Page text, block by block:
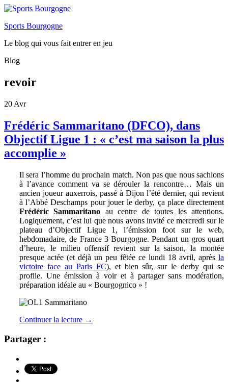
Sports Bourgogne
Le blog qui vous fait entrer en jeu
Blog
revoir
20 Avr
Frédéric Sammaritano (DFCO), dans
Objectif Ligue 1 : « c’est ma saison la plus
accomplie »
Il sera l’homme du prochain match. Non pas que nous sachions
à l’avance comment va se dérouler la rencontre… Mais un
ancien joueur auxerrois, passé à Dijon l’été dernier, qui revient
à l’Abbé Deschamps pour jouer le derby, ça place directement
Frédéric Sammaritano au centre de toutes les attentions.
Logiquement, c’est lui que nous avons invité ce mercredi sur le
plateau d’Objectif Ligue 1, l’émission foot sur le web,
hebdomadaire, de France 3 Bourgogne. Pendant un gros quart
d’heure, le milieu offensif revient sur la saison, la montée
presque actée (et déjà un peu fêtée ce lundi 18 avril, après la
victoire face au Paris FC), et bien sûr, sur le derby qui se
profile. Une émission à voir et à partager sans modération,
préparation idéale au « Bourgognico » !
Continuer la lecture →
Partager :